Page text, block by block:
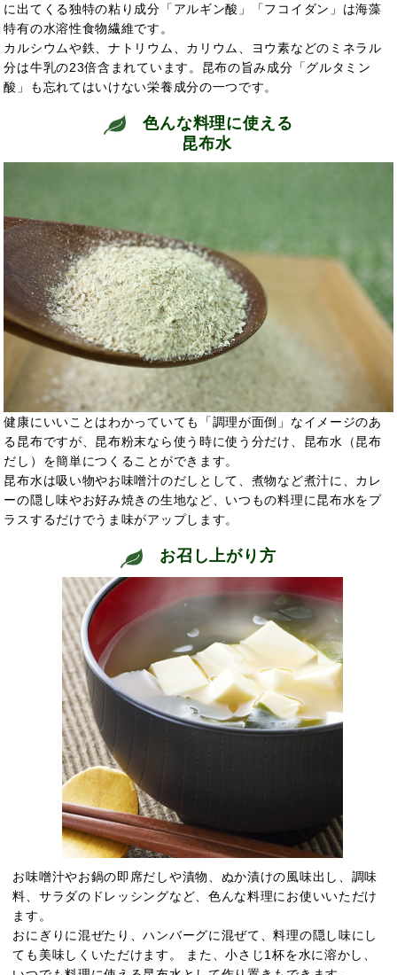
に出てくる独特の粘り成分「アルギン酸」「フコイダン」は海藻
特有の水溶性食物繊維です。
カルシウムや鉄、ナトリウム、カリウム、ヨウ素などのミネラル
分は牛乳の23倍含まれています。昆布の旨み成分「グルタミン
酸」も忘れてはいけない栄養成分の一つです。
色んな料理に使える
昆布水
健康にいいことはわかっていても「調理が面倒」なイメージのあ
る昆布ですが、昆布粉末なら使う時に使う分だけ、昆布水（昆布
だし）を簡単につくることができます。
昆布水は吸い物やお味噌汁のだしとして、煮物など煮汁に、カレ
ーの隠し味やお好み焼きの生地など、いつもの料理に昆布水をプ
ラスするだけでうま味がアップします。
お召し上がり方
お味噌汁やお鍋の即席だしや漬物、ぬか漬けの風味出し、調味
料、サラダのドレッシングなど、色んな料理にお使いいただけ
ます。
おにぎりに混ぜたり、ハンバーグに混ぜて、料理の隠し味にし
ても美味しくいただけます。 また、小さじ1杯を水に溶かし、